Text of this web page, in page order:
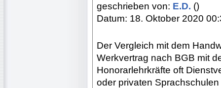
geschrieben von: E.D. ()
Datum: 18. Oktober 2020
Der Vergleich mit dem
Werkvertrag nach BGB mit
Honorarlehrkräfte oft
oder privaten